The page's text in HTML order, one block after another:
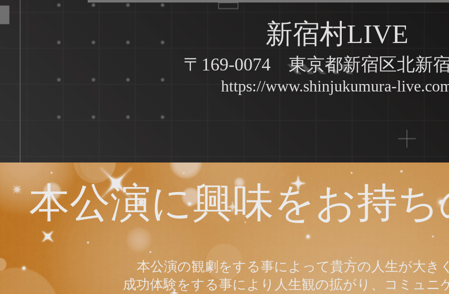
新宿村LIVE
〒169-0074 東京都新宿区北新
https://www.shinjukumura-
本公演に興味をお持
本公演の観劇をする事によって貴方の人生が大き
成功体験をする事により人生観の拡がり、コミュニ